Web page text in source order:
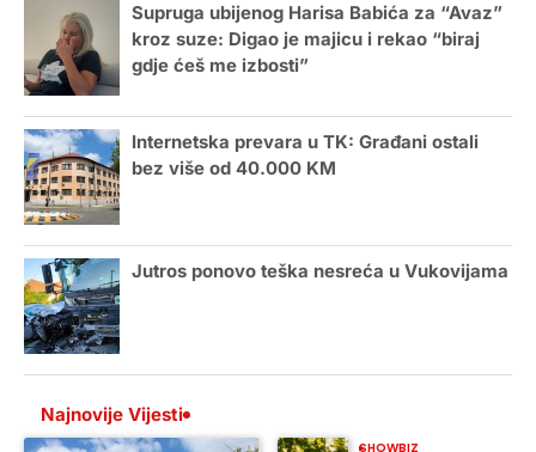
Supruga ubijenog Harisa Babića za “Avaz”
kroz suze: Digao je majicu i rekao “biraj
gdje ćeš me izbosti”
Internetska prevara u TK: Građani ostali
bez više od 40.000 KM
Jutros ponovo teška nesreća u Vukovijama
Najnovije Vijesti
SHOWBIZ